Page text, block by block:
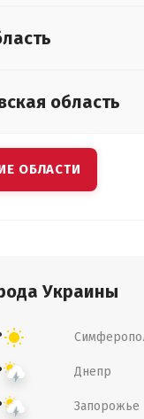
область
ОБЛАСТИ
Украины
Днепр
Запорожье